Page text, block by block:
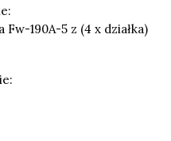
190A-5 z (4 x działka)